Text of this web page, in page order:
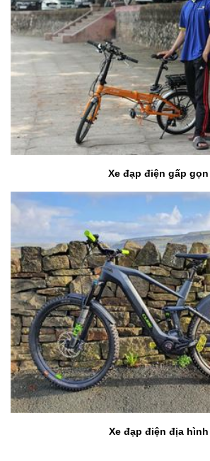
Xe đạp điện gấp gọn
Xe đạp điện địa hình